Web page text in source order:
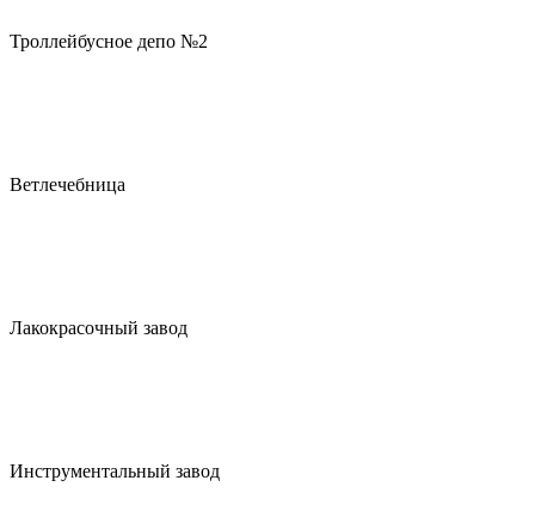
Троллейбусное депо №2
Ветлечебница
Лакокрасочный завод
Инструментальный завод